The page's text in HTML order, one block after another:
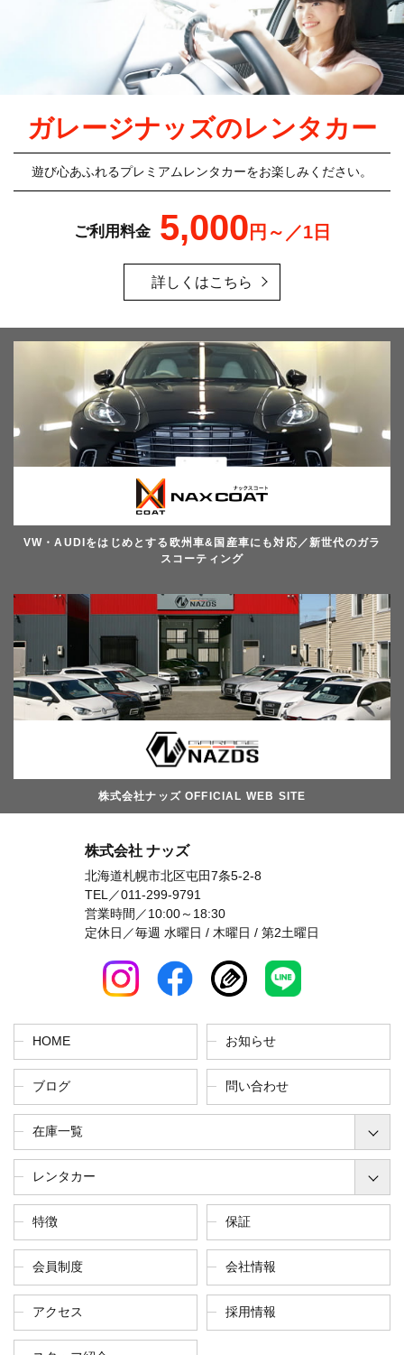
ガレージナッズのレンタカー
遊び心あふれるプレミアムレンタカーをお楽しみください。
ご利用料金 5,000 円～／1日
詳しくはこちら
VW・AUDIをはじめとする欧州車&国産車にも対応／新世代のガラ
スコーティング
株式会社ナッズ OFFICIAL WEB SITE
株式会社 ナッズ
北海道札幌市北区屯田7条5-2-8
TEL／011-299-9791
営業時間／10:00～18:30
定休日／毎週 水曜日 / 木曜日 / 第2土曜日
HOME お知らせ
ブログ 問い合わせ
在庫一覧
レンタカー
特徴 保証
会員制度 会社情報
アクセス 採用情報